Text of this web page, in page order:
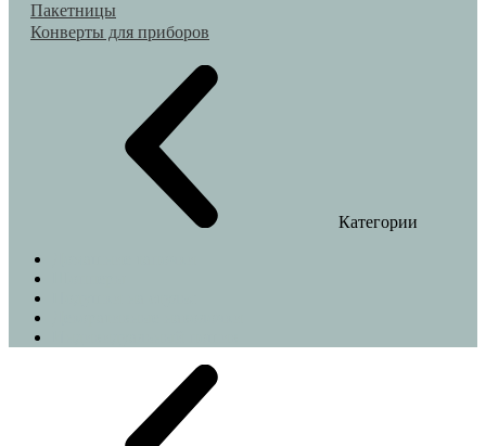
Пакетницы
Конверты для приборов
Категории